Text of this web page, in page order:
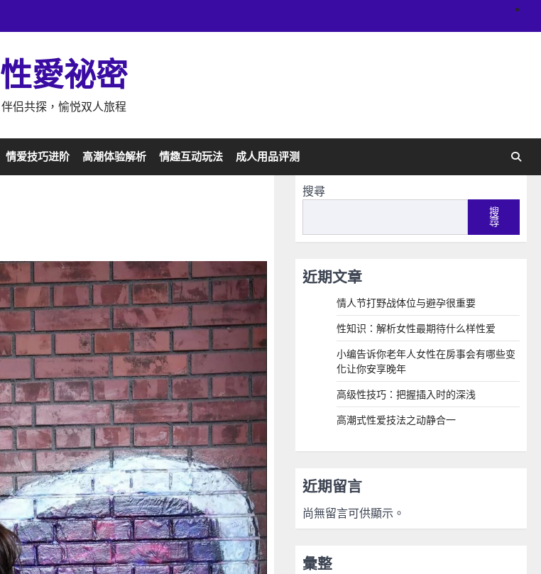
性愛祕密
伴侣共探，愉悦双人旅程
情爱技巧进阶 高潮体验解析 情趣互动玩法 成人用品评测
搜尋
搜
尋
近期文章
情人节打野战体位与避孕很重要
性知识：解析女性最期待什么样性爱
小编告诉你老年人女性在房事会有哪些变
化让你安享晚年
高级性技巧：把握插入时的深浅
高潮式性爱技法之动静合一
近期留言
尚無留言可供顯示。
彙整